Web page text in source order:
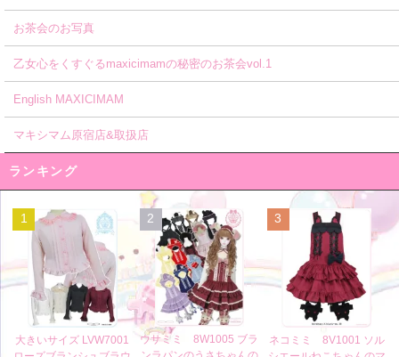
お茶会のお写真
乙女心をくすぐるmaxicimamの秘密のお茶会vol.1
English MAXICIMAM
マキシマム原宿店&取扱店
ランキング
1
大きいサイズ LVW7001
2
ウサミミ 8W1005 ブラ
3
ネコミミ 8V1001 ソル